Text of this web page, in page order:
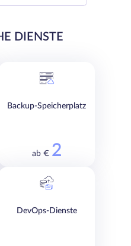
DIENSTE
Backup-Speicherplatz
ab € 2
DevOps-Dienste